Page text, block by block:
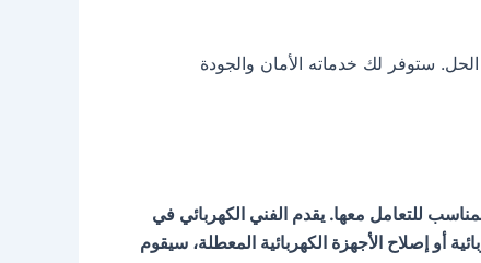
ستوفر لك خدماته الأمان والجودة
للتعامل معها. يقدم الفني الكهربائي في
أو إصلاح الأجهزة الكهربائية المعطلة، سيقوم